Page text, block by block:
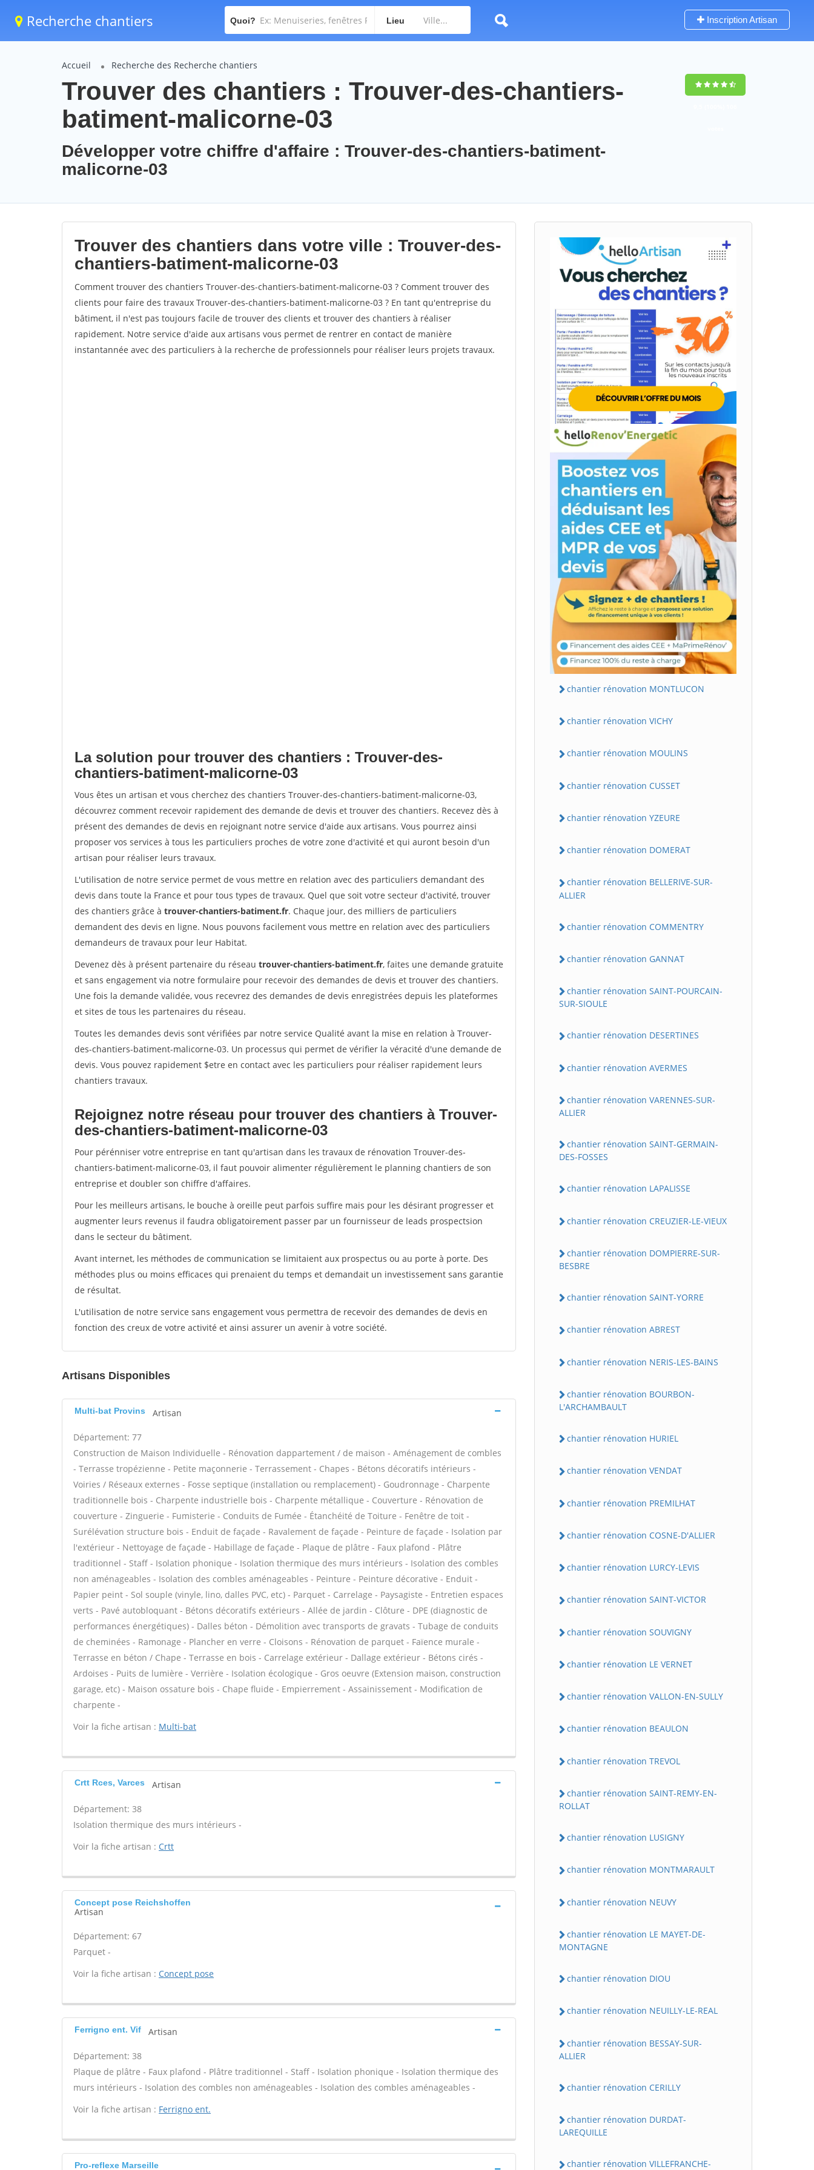
Recherche chantiers Quoi? Lieu Inscription Artisan
Accueil Recherche des Recherche chantiers
Trouver des chantiers : Trouver-des-chantiers-
batiment-malicorne-03
Développer votre chiffre d'affaire : Trouver-des-chantiers-batiment-
malicorne-03
Trouver des chantiers dans votre ville : Trouver-des-
chantiers-batiment-malicorne-03
Comment trouver des chantiers Trouver-des-chantiers-batiment-malicorne-03 ? Comment trouver des
clients pour faire des travaux Trouver-des-chantiers-batiment-malicorne-03 ? En tant qu'entreprise du
bâtiment, il n'est pas toujours facile de trouver des clients et trouver des chantiers à réaliser
rapidement. Notre service d'aide aux artisans vous permet de rentrer en contact de manière
instantannée avec des particuliers à la recherche de professionnels pour réaliser leurs projets travaux.
La solution pour trouver des chantiers : Trouver-des-
chantiers-batiment-malicorne-03
Vous êtes un artisan et vous cherchez des chantiers Trouver-des-chantiers-batiment-malicorne-03,
découvrez comment recevoir rapidement des demande de devis et trouver des chantiers. Recevez dès à
présent des demandes de devis en rejoignant notre service d'aide aux artisans. Vous pourrez ainsi
proposer vos services à tous les particuliers proches de votre zone d'activité et qui auront besoin d'un
artisan pour réaliser leurs travaux.
L'utilisation de notre service permet de vous mettre en relation avec des particuliers demandant des
devis dans toute la France et pour tous types de travaux. Quel que soit votre secteur d'activité, trouver
des chantiers grâce à trouver-chantiers-batiment.fr. Chaque jour, des milliers de particuliers
demandent des devis en ligne. Nous pouvons facilement vous mettre en relation avec des particuliers
demandeurs de travaux pour leur Habitat.
Devenez dès à présent partenaire du réseau trouver-chantiers-batiment.fr, faites une demande gratuite
et sans engagement via notre formulaire pour recevoir des demandes de devis et trouver des chantiers.
Une fois la demande validée, vous recevrez des demandes de devis enregistrées depuis les plateformes
et sites de tous les partenaires du réseau.
Toutes les demandes devis sont vérifiées par notre service Qualité avant la mise en relation à Trouver-
des-chantiers-batiment-malicorne-03. Un processus qui permet de vérifier la véracité d'une demande de
devis. Vous pouvez rapidement $etre en contact avec les particuliers pour réaliser rapidement leurs
chantiers travaux.
Rejoignez notre réseau pour trouver des chantiers à Trouver-
des-chantiers-batiment-malicorne-03
Pour pérénniser votre entreprise en tant qu'artisan dans les travaux de rénovation Trouver-des-
chantiers-batiment-malicorne-03, il faut pouvoir alimenter régulièrement le planning chantiers de son
entreprise et doubler son chiffre d'affaires.
Pour les meilleurs artisans, le bouche à oreille peut parfois suffire mais pour les désirant progresser et
augmenter leurs revenus il faudra obligatoirement passer par un fournisseur de leads prospectsion
dans le secteur du bâtiment.
Avant internet, les méthodes de communication se limitaient aux prospectus ou au porte à porte. Des
méthodes plus ou moins efficaces qui prenaient du temps et demandait un investissement sans garantie
de résultat.
L'utilisation de notre service sans engagement vous permettra de recevoir des demandes de devis en
fonction des creux de votre activité et ainsi assurer un avenir à votre société.
Artisans Disponibles
Multi-bat Provins Artisan
Département: 77
Construction de Maison Individuelle - Rénovation dappartement / de maison - Aménagement de combles
- Terrasse tropézienne - Petite maçonnerie - Terrassement - Chapes - Bétons décoratifs intérieurs -
Voiries / Réseaux externes - Fosse septique (installation ou remplacement) - Goudronnage - Charpente
traditionnelle bois - Charpente industrielle bois - Charpente métallique - Couverture - Rénovation de
couverture - Zinguerie - Fumisterie - Conduits de Fumée - Étanchéité de Toiture - Fenêtre de toit -
Surélévation structure bois - Enduit de façade - Ravalement de façade - Peinture de façade - Isolation par
l'extérieur - Nettoyage de façade - Habillage de façade - Plaque de plâtre - Faux plafond - Plâtre
traditionnel - Staff - Isolation phonique - Isolation thermique des murs intérieurs - Isolation des combles
non aménageables - Isolation des combles aménageables - Peinture - Peinture décorative - Enduit -
Papier peint - Sol souple (vinyle, lino, dalles PVC, etc) - Parquet - Carrelage - Paysagiste - Entretien espaces
verts - Pavé autobloquant - Bétons décoratifs extérieurs - Allée de jardin - Clôture - DPE (diagnostic de
performances énergétiques) - Dalles béton - Démolition avec transports de gravats - Tubage de conduits
de cheminées - Ramonage - Plancher en verre - Cloisons - Rénovation de parquet - Faïence murale -
Terrasse en béton / Chape - Terrasse en bois - Carrelage extérieur - Dallage extérieur - Bétons cirés -
Ardoises - Puits de lumière - Verrière - Isolation écologique - Gros oeuvre (Extension maison, construction
garage, etc) - Maison ossature bois - Chape fluide - Empierrement - Assainissement - Modification de
charpente -
Voir la fiche artisan : Multi-bat
Crtt Rces, Varces Artisan
Département: 38
Isolation thermique des murs intérieurs -
Voir la fiche artisan : Crtt
Concept pose Reichshoffen
Artisan
Département: 67
Parquet -
Voir la fiche artisan : Concept pose
Ferrigno ent. Vif Artisan
Département: 38
Plaque de plâtre - Faux plafond - Plâtre traditionnel - Staff - Isolation phonique - Isolation thermique des
murs intérieurs - Isolation des combles non aménageables - Isolation des combles aménageables -
Voir la fiche artisan : Ferrigno ent.
Pro-reflexe Marseille
chantier rénovation MONTLUCON
chantier rénovation VICHY
chantier rénovation MOULINS
chantier rénovation CUSSET
chantier rénovation YZEURE
chantier rénovation DOMERAT
chantier rénovation BELLERIVE-SUR-
ALLIER
chantier rénovation COMMENTRY
chantier rénovation GANNAT
chantier rénovation SAINT-POURCAIN-
SUR-SIOULE
chantier rénovation DESERTINES
chantier rénovation AVERMES
chantier rénovation VARENNES-SUR-
ALLIER
chantier rénovation SAINT-GERMAIN-
DES-FOSSES
chantier rénovation LAPALISSE
chantier rénovation CREUZIER-LE-VIEUX
chantier rénovation DOMPIERRE-SUR-
BESBRE
chantier rénovation SAINT-YORRE
chantier rénovation ABREST
chantier rénovation NERIS-LES-BAINS
chantier rénovation BOURBON-
L'ARCHAMBAULT
chantier rénovation HURIEL
chantier rénovation VENDAT
chantier rénovation PREMILHAT
chantier rénovation COSNE-D'ALLIER
chantier rénovation LURCY-LEVIS
chantier rénovation SAINT-VICTOR
chantier rénovation SOUVIGNY
chantier rénovation LE VERNET
chantier rénovation VALLON-EN-SULLY
chantier rénovation BEAULON
chantier rénovation TREVOL
chantier rénovation SAINT-REMY-EN-
ROLLAT
chantier rénovation LUSIGNY
chantier rénovation MONTMARAULT
chantier rénovation NEUVY
chantier rénovation LE MAYET-DE-
MONTAGNE
chantier rénovation DIOU
chantier rénovation NEUILLY-LE-REAL
chantier rénovation BESSAY-SUR-
ALLIER
chantier rénovation CERILLY
chantier rénovation DURDAT-
LAREQUILLE
chantier rénovation VILLEFRANCHE-